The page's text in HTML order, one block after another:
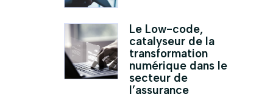
Le Low-code,
catalyseur de la
transformation
numérique dans le
secteur de
l’assurance